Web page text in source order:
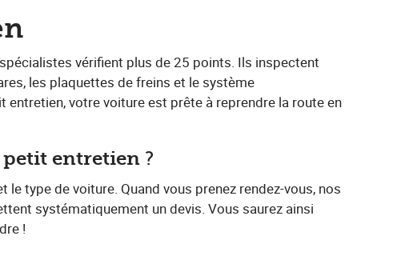
vérifient plus de 25 points. Ils inspectent
les plaquettes de freins et le système
entretien, votre voiture est prête à reprendre la route en
entretien ​?
le type de voiture. Quand vous prenez rendez-vous, nos
systématiquement un devis. Vous saurez ainsi
!